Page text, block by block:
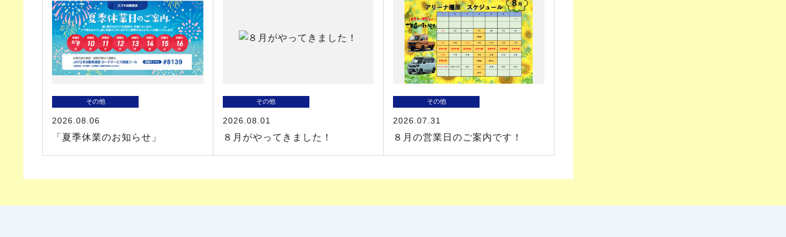
その他
2026.08.06
「夏季休業のお知らせ」
その他
2026.08.01
８月がやってきました！
その他
2026.07.31
８月の営業日のご案内です！